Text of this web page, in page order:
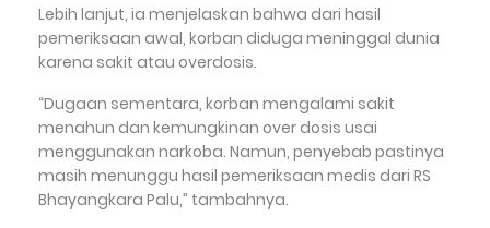
Lebih lanjut, ia menjelaskan bahwa dari hasil
pemeriksaan awal, korban diduga meninggal dunia
karena sakit atau overdosis.
“Dugaan sementara, korban mengalami sakit
menahun dan kemungkinan over dosis usai
menggunakan narkoba. Namun, penyebab pastinya
masih menunggu hasil pemeriksaan medis dari RS
Bhayangkara Palu,” tambahnya.